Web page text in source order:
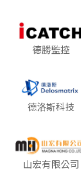
德勝監控
德洛斯科技
山宏有限公司